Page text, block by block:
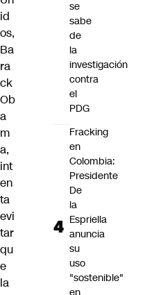
id
os,
Ba
ra
ck
Ob
a
m
a,
int
en
ta
evi
tar
qu
e
la
se
sabe
de
la
investigación
contra
el
PDG
Fracking
en
Colombia:
Presidente
De
la
Espriella
anuncia
su
uso
"sostenible"
en